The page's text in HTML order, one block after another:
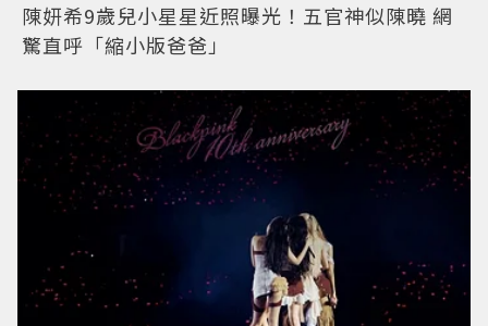
陳妍希9歲兒小星星近照曝光！五官神似陳曉 網
驚直呼「縮小版爸爸」